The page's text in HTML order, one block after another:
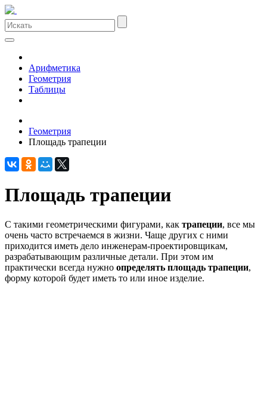
Арифметика
Геометрия
Таблицы
Геометрия
Площадь трапеции
Площадь трапеции
С такими геометрическими фигурами, как трапеции, все мы
очень часто встречаемся в жизни. Чаще других с ними
приходится иметь дело инженерам-проектировщикам,
разрабатывающим различные детали. При этом им
практически всегда нужно определять площадь трапеции,
форму которой будет иметь то или иное изделие.